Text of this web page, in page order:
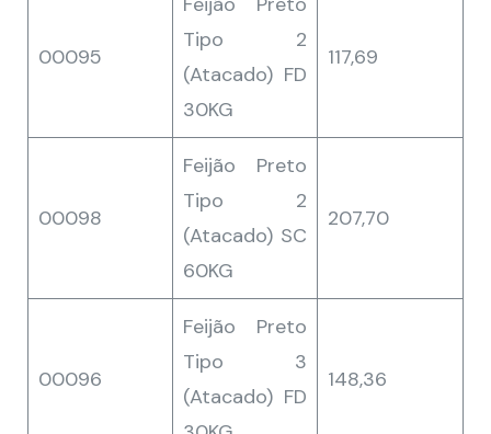
00095
Tipo 2
(Atacado) FD
30KG
117,69
00098
Feijão Preto
Tipo 2
(Atacado) SC
60KG
207,70
00096
Feijão Preto
Tipo 3
(Atacado) FD
148,36